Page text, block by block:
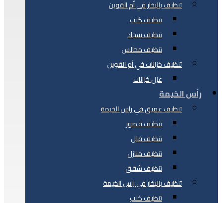
تنظيف بالبخار في أم القوين
تنظيف كنب
تنظيف سجاد
تنظيف مجالس
تنظيف خزانات في أم القوين
عزل خزانات
رأس الخيمة
تنظيف عميق في راس الخيمة
تنظيف قصور
تنظيف فلل
تنظيف منازل
تنظيف شقق
تنظيف بالبخار في راس الخيمة
تنظيف كنب